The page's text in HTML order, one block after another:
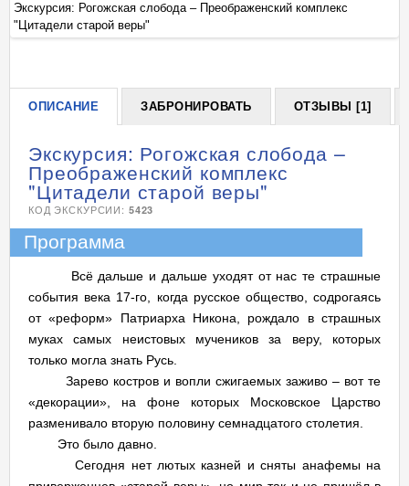
+
Экскурсия: Рогожская слобода – Преображенский комплекс
"Цитадели старой веры"
ОПИСАНИЕ ЗАБРОНИРОВАТЬ ОТЗЫВЫ [1]
Экскурсия: Рогожская слобода –
Преображенский комплекс
"Цитадели старой веры"
КОД ЭКСКУРСИИ: 5423
Программа
Всё дальше и дальше уходят от нас те страшные
события века 17-го, когда русское общество, содрогаясь
от «реформ» Патриарха Никона, рождало в страшных
муках самых неистовых мучеников за веру, которых
только могла знать Русь.
Зарево костров и вопли сжигаемых заживо – вот те
«декорации», на фоне которых Московское Царство
разменивало вторую половину семнадцатого столетия.
Это было давно.
Сегодня нет лютых казней и сняты анафемы на